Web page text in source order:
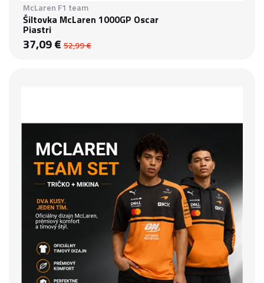
McLaren F1 team
Šiltovka McLaren 1000GP Oscar
Piastri
37,09 € 52,99 €